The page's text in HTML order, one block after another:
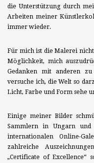
die Unterstützung durch
Arbeiten meiner
immer wieder.
Für mich ist die Malerei
Möglichkeit, mich
Gedanken mit anderen
versuche ich, die Welt so
Licht, Farbe und Form sehe
Einige meiner Bilder
Sammlern in Ungarn und
internationalen Online-
zahlreiche
„Certificate of Excellence“